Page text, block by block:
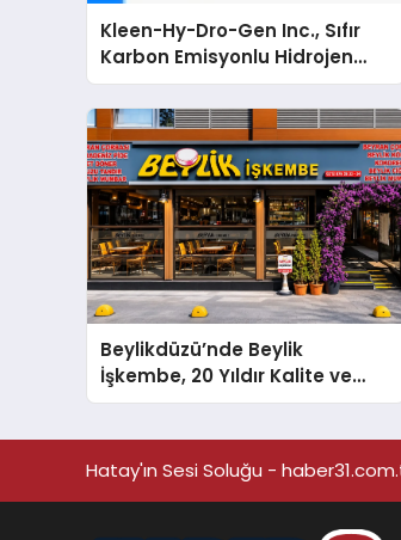
Kleen-Hy-Dro-Gen Inc., Sıfır
Karbon Emisyonlu Hidrojen
Isıtma Teknolojisinde ISO ve
TSSA Düzenleyici Onaylarını
Aldı
Beylikdüzü’nde Beylik
İşkembe, 20 Yıldır Kalite ve
Lezzetin Değişmeyen Adresi
Hatay'ın Sesi Soluğu -